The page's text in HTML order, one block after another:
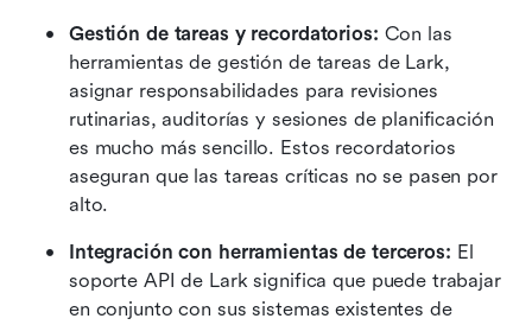
Gestión de tareas y recordatorios: Con las
herramientas de gestión de tareas de Lark,
asignar responsabilidades para revisiones
rutinarias, auditorías y sesiones de planificación
es mucho más sencillo. Estos recordatorios
aseguran que las tareas críticas no se pasen por
alto.
Integración con herramientas de terceros: El
soporte API de Lark significa que puede trabajar
en conjunto con sus sistemas existentes de